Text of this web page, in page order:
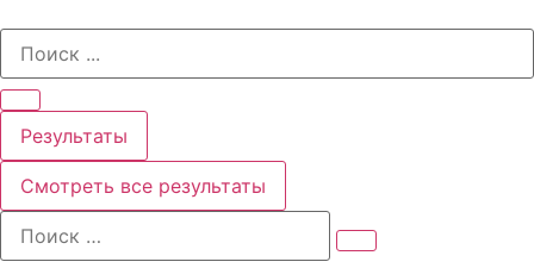
содержимому
Search
Результаты
Смотреть все результаты